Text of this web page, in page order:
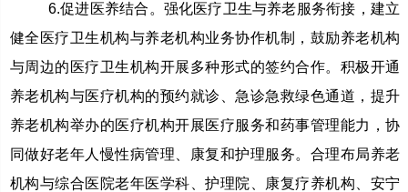
6.促进医养结合。强化医疗卫生与养老服务衔接，建立
健全医疗卫生机构与养老机构业务协作机制，鼓励养老机构
与周边的医疗卫生机构开展多种形式的签约合作。积极开通
养老机构与医疗机构的预约就诊、急诊急救绿色通道，提升
养老机构举办的医疗机构开展医疗服务和药事管理能力，协
同做好老年人慢性病管理、康复和护理服务。合理布局养老
机构与综合医院老年医学科、护理院、康复疗养机构、安宁